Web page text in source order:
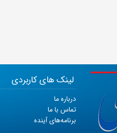
لینک های کاربردی
درباره ما
تماس با ما
برنامه‌های آینده